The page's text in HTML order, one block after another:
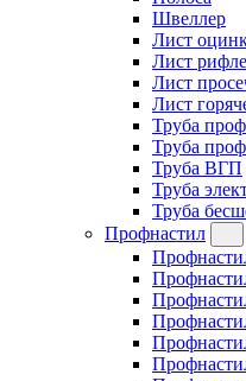
Швеллер
Лист
Лист
Лист
Лист
Труба
Труба
Труба ВГП
Труба
Труба
Профнастил